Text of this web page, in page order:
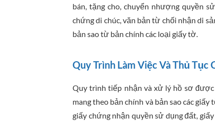
bán, tặng cho, chuyển nhượng quyền
chứng di chúc, văn bản từ chối nhận di
bản sao từ bản chính các loại giấy tờ.
Quy Trình Làm Việc Và Thủ Tục
Quy trình tiếp nhận và xử lý hồ sơ được
mang theo bản chính và bản sao các
giấy chứng nhận quyền sử dụng đất,